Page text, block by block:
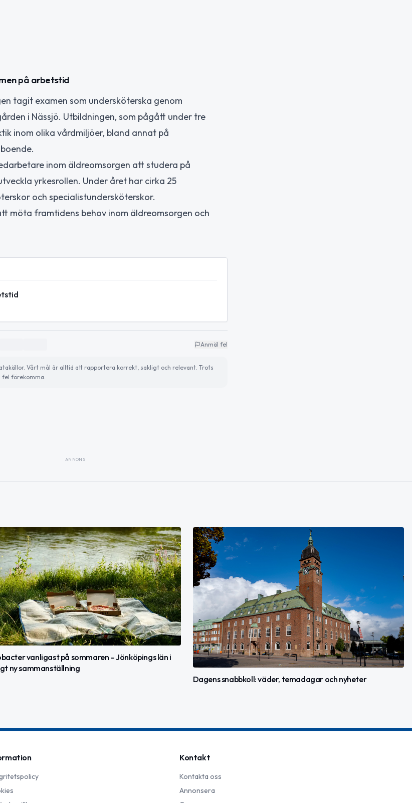
på arbetstid
tagit examen som undersköterska genom
i Nässjö. Utbildningen, som pågått under tre
inom olika vårdmiljöer, bland annat på
inom äldreomsorgen att studera på
yrkesrollen. Under året har cirka 25
och specialistundersköterskor.
möta framtidens behov inom äldreomsorgen och
Anmäl fel
Vårt mål är alltid att rapportera korrekt, sakligt och relevant. Trots
förekomma.
ANNONS
vanligast på sommaren – Jönköpings län i
ny sammanställning
Dagens snabbkoll: väder, temadagar och nyheter
Kontakt
Kontakta oss
Annonsera